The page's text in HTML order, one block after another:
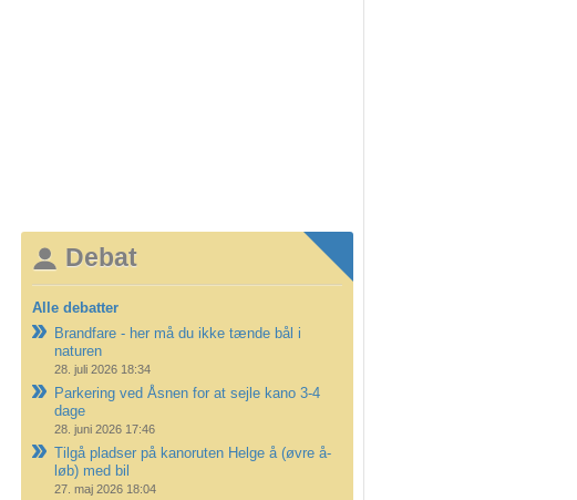
Debat
Alle debatter
Brandfare - her må du ikke tænde bål i
naturen
28. juli 2026 18:34
Parkering ved Åsnen for at sejle kano 3-4
dage
28. juni 2026 17:46
Tilgå pladser på kanoruten Helge å (øvre å-
løb) med bil
27. maj 2026 18:04